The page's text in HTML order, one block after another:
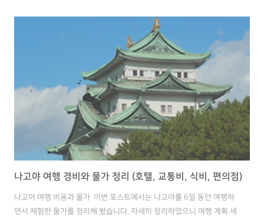
드리겠습니다. 목록갤럭시 S25 울트라 스펙갤럭시 S25 울트라 디자인
갤럭시 S24 울트라와의 차이점 갤럭시 S25 울트라 장단점 1. 갤럭시
S25 울트라 스펙 갤럭시 S25 울트라 스펙은 아래와 같습니다. 가장 큰
특징으로는 전작에 비해 많이 향상된 프로세서입니다. 이거 하나 때문에
도 교체를 고민하는 분들이 많이 계시는 것 같습니다. 특히 ..
나고야 여행 경비와 물가 정리 (호텔, 교통비, 식비, 편의점)
나고야 여행 비용과 물가 이번 포스트에서는 나고야를 6일 동안 여행하
면서 체험한 물가를 정리해 봤습니다. 자세히 정리하였으니 여행 계획 세